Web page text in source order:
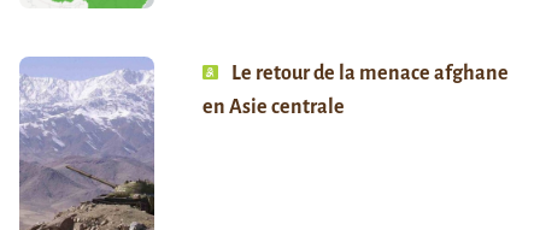
Le retour de la menace afghane
en Asie centrale